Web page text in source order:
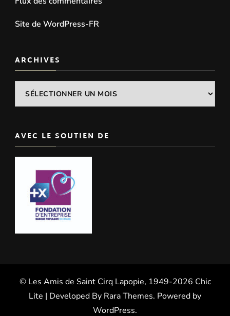
Site de WordPress-FR
ARCHIVES
Archives
AVEC LE SOUTIEN DE
© Les Amis de Saint Cirq Lapopie, 1949-2026 Chic
Lite | Developed By Rara Themes. Powered by
WordPress.